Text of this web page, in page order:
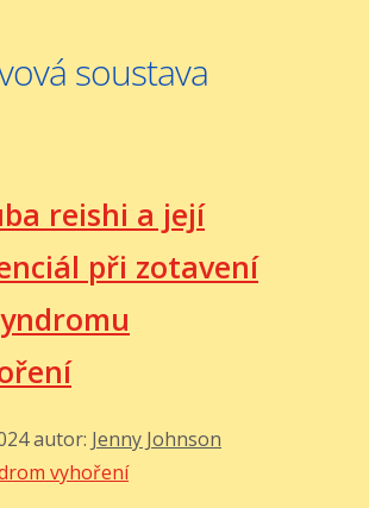
soustava
reishi a její
při zotavení
autor: Jenny Johnson